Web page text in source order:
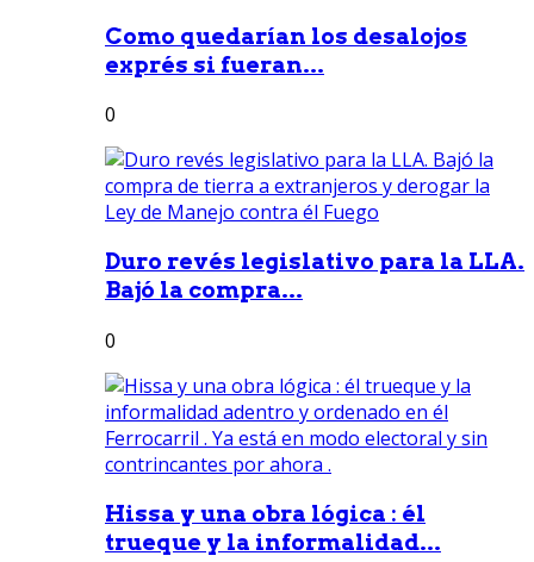
Como quedarían los desalojos
exprés si fueran...
0
Duro revés legislativo para la LLA.
Bajó la compra...
0
Hissa y una obra lógica : él
trueque y la informalidad...